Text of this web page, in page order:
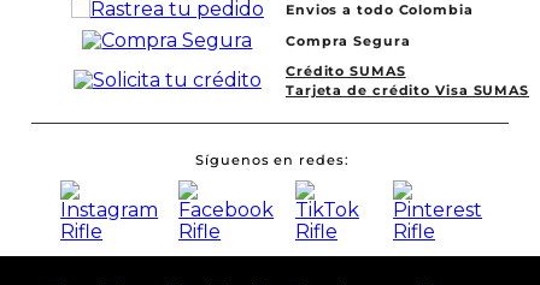
Envios a todo Colombia
Compra Segura
Crédito SUMAS
Tarjeta de crédito Visa SUMAS
Síguenos en redes